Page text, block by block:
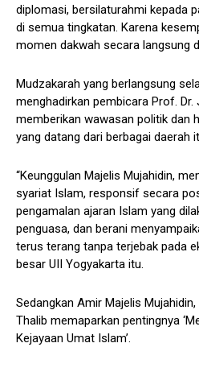
diplomasi, bersilaturahmi kepada
di semua tingkatan. Karena
momen dakwah secara langsung
Mudzakarah yang berlangsung
menghadirkan pembicara Prof.
memberikan wawasan politik dan
yang datang dari berbagai daerah
“Keunggulan Majelis Mujahidin,
syariat Islam, responsif secara
pengamalan ajaran Islam yang
penguasa, dan berani
terus terang tanpa terjebak pada
besar UII Yogyakarta itu.
Sedangkan Amir Majelis
Thalib memaparkan pentingnya
Kejayaan Umat Islam’.